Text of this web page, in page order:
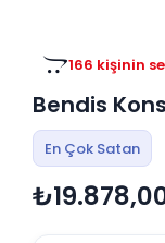
166 kişinin
Bendis
En Çok Satan